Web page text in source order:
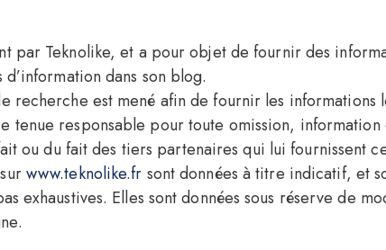
par Teknolike, et a pour objet de fournir des
dans son blog.
recherche est mené afin de fournir les informations
tenue responsable pour toute omission,
ou du fait des tiers partenaires qui lui fournissent
www.teknolike.fr sont données à titre indicatif, et
exhaustives. Elles sont données sous réserve de